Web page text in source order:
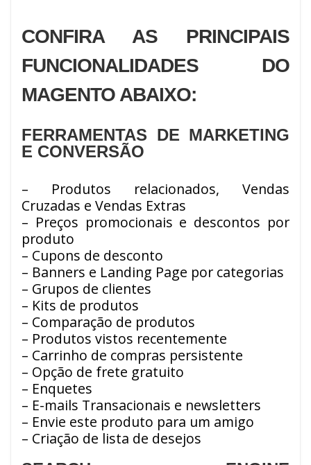
CONFIRA AS PRINCIPAIS
FUNCIONALIDADES DO
MAGENTO ABAIXO:
FERRAMENTAS DE MARKETING
E CONVERSÃO
– Produtos relacionados, Vendas
Cruzadas e Vendas Extras
– Preços promocionais e descontos por
produto
– Cupons de desconto
– Banners e Landing Page por categorias
– Grupos de clientes
– Kits de produtos
– Comparação de produtos
– Produtos vistos recentemente
– Carrinho de compras persistente
– Opção de frete gratuito
– Enquetes
– E-mails Transacionais e newsletters
– Envie este produto para um amigo
– Criação de lista de desejos